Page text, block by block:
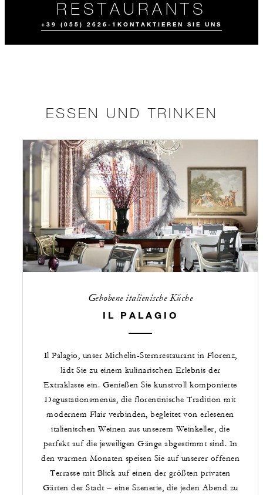
RESTAURANTS
+39 (055) 2626-1 KONTAKTIEREN SIE UNS
ESSEN UND
TRINKEN
KULINARISCHE
ERLEBNISSE
ESSEN UND TRINKEN
Gehobene italienische Küche
IL PALAGIO
Il Palagio, unser Michelin-Sternrestaurant in Florenz,
lädt Sie zu einem kulinarischen Erlebnis der
Extraklasse ein. Genießen Sie kunstvoll komponierte
Degustationsmenüs, die florentinische Tradition mit
modernem Flair verbinden, begleitet von erlesenen
italienischen Weinen aus unserem Weinkeller, die
perfekt auf die jeweiligen Gänge abgestimmt sind. In
den warmen Monaten speisen Sie auf unserer offenen
Terrasse mit Blick auf einen der größten privaten
Gärten der Stadt – eine Szenerie, die jeden Abend zu